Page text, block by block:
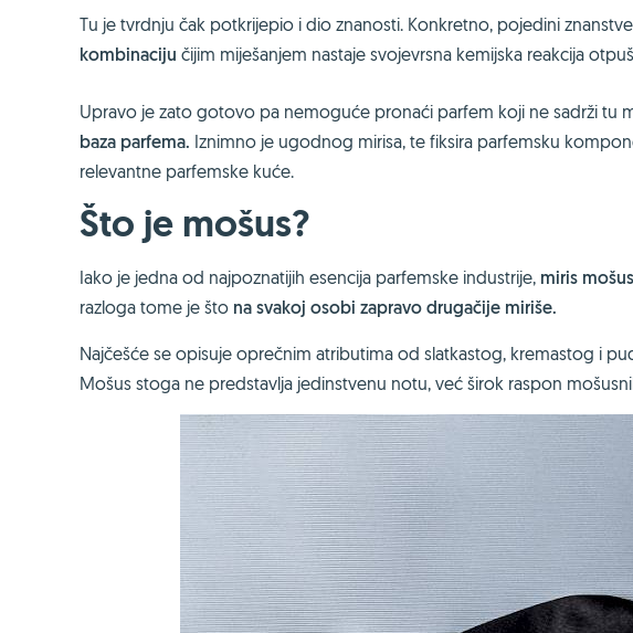
Tu je tvrdnju čak potkrijepio i dio znanosti. Konkretno, pojedini
kombinaciju čijim miješanjem nastaje svojevrsna kemijska reakcija
Upravo je zato gotovo pa nemoguće pronaći parfem koji ne sadrži tu
baza parfema. Iznimno je ugodnog mirisa, te fiksira parfemsku
relevantne parfemske kuće.
Što je mošus?
Iako je jedna od najpoznatijih esencija parfemske industrije, miris
razloga tome je što na svakoj osobi zapravo drugačije miriše.
Najčešće se opisuje oprečnim atributima od slatkastog, kremastog i
Mošus stoga ne predstavlja jedinstvenu notu, već širok raspon